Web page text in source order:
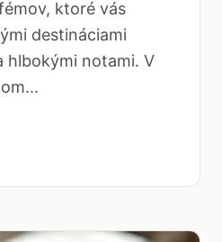
ktoré vás
destináciami
hlbokými notami. V